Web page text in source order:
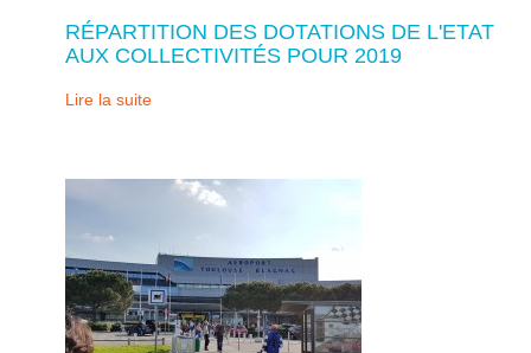
RÉPARTITION DES DOTATIONS DE L'ETAT
AUX COLLECTIVITÉS POUR 2019
Lire la suite